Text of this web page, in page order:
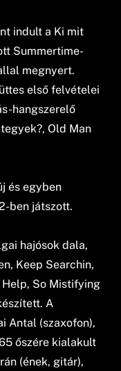
indult a Ki mit
Summertime-
megnyert.
első felvételei
hangszerelő
Old Man
és egyben
ben játszott.
hajósok dala,
Keep Searchin,
So Mistifying
A
Antal (szaxofon),
őszére kialakult
(ének, gitár),